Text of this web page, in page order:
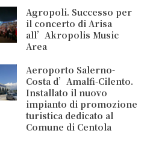
Agropoli. Successo per
il concerto di Arisa
all’Akropolis Music
Area
Aeroporto Salerno-
Costa d’Amalfi-Cilento.
Installato il nuovo
impianto di promozione
turistica dedicato al
Comune di Centola